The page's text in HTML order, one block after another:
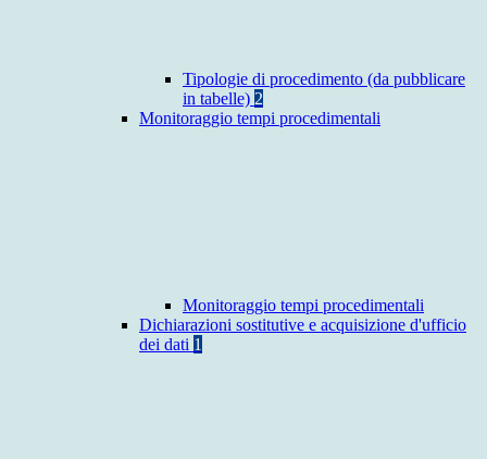
Tipologie di procedimento (da pubblicare
in tabelle) 2
Monitoraggio tempi procedimentali
Monitoraggio tempi procedimentali
Dichiarazioni sostitutive e acquisizione d'ufficio
dei dati 1